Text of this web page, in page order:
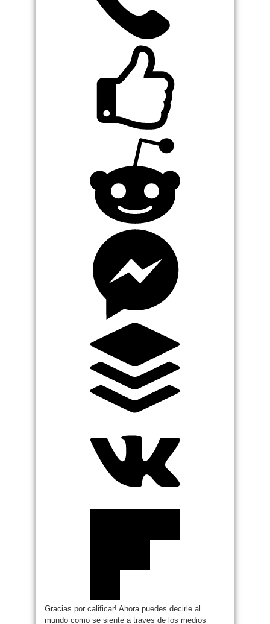
Gracias por calificar! Ahora puedes decirle al
mundo como se siente a traves de los medios